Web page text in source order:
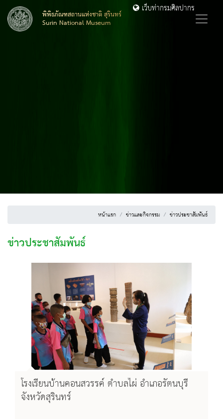
พิพิธภัณฑสถานแห่งชาติ สุรินทร์
Surin National Museum
เว็บท่ากรมศิลปากร
หน้าแรก ข่าวและกิจกรรม ข่าวประชาสัมพันธ์
ข่าวประชาสัมพันธ์
โรงเรียนบ้านคอนสวรรค์ ตำบลไผ่ อำเภอรัตนบุรี
จังหวัดสุรินทร์